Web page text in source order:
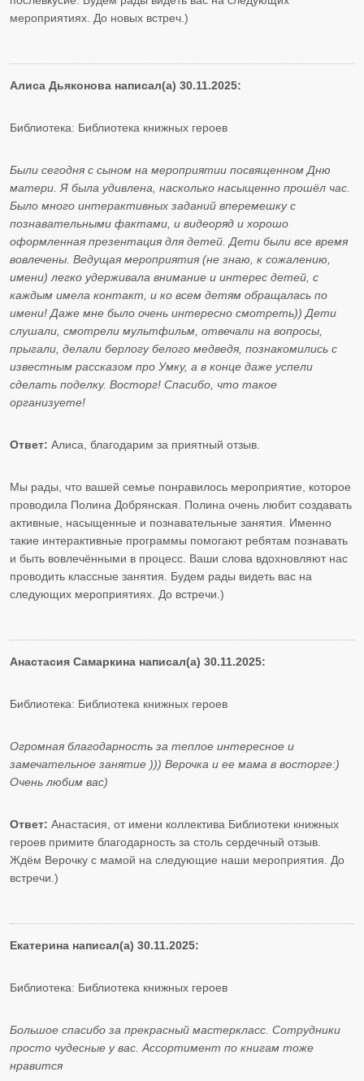
мероприятиях. До новых встреч.)
Алиса Дьяконова написал(а) 30.11.2025:
Библиотека: Библиотека книжных героев
Были сегодня с сыном на мероприятии посвященном Дню
матери. Я была удивлена, насколько насыщенно прошёл час.
Было много интерактивных заданий вперемешку с
познавательными фактами, и видеоряд и хорошо
оформленная презентация для детей. Дети были все время
вовлечены. Ведущая мероприятия (не знаю, к сожалению,
имени) легко удерживала внимание и интерес детей, с
каждым имела контакт, и ко всем детям обращалась по
имени! Даже мне было очень интересно смотреть)) Дети
слушали, смотрели мультфильм, отвечали на вопросы,
прыгали, делали берлогу белого медведя, познакомились с
известным рассказом про Умку, а в конце даже успели
сделать поделку. Восторг! Спасибо, что такое
организуете!
Ответ: Алиса, благодарим за приятный отзыв.
Мы рады, что вашей семье понравилось мероприятие, которое
проводила Полина Добрянская. Полина очень любит создавать
активные, насыщенные и познавательные занятия. Именно
такие интерактивные программы помогают ребятам познавать
и быть вовлечёнными в процесс. Ваши слова вдохновляют нас
проводить классные занятия. Будем рады видеть вас на
следующих мероприятиях. До встречи.)
Анастасия Самаркина написал(а) 30.11.2025:
Библиотека: Библиотека книжных героев
Огромная благодарность за теплое интересное и
замечательное занятие ))) Верочка и ее мама в восторге:)
Очень любим вас)
Ответ: Анастасия, от имени коллектива Библиотеки книжных
героев примите благодарность за столь сердечный отзыв.
Ждём Верочку с мамой на следующие наши мероприятия. До
встречи.)
Екатерина написал(а) 30.11.2025:
Библиотека: Библиотека книжных героев
Большое спасибо за прекрасный мастеркласс. Сотрудники
просто чудесные у вас. Ассортимент по книгам тоже
нравится